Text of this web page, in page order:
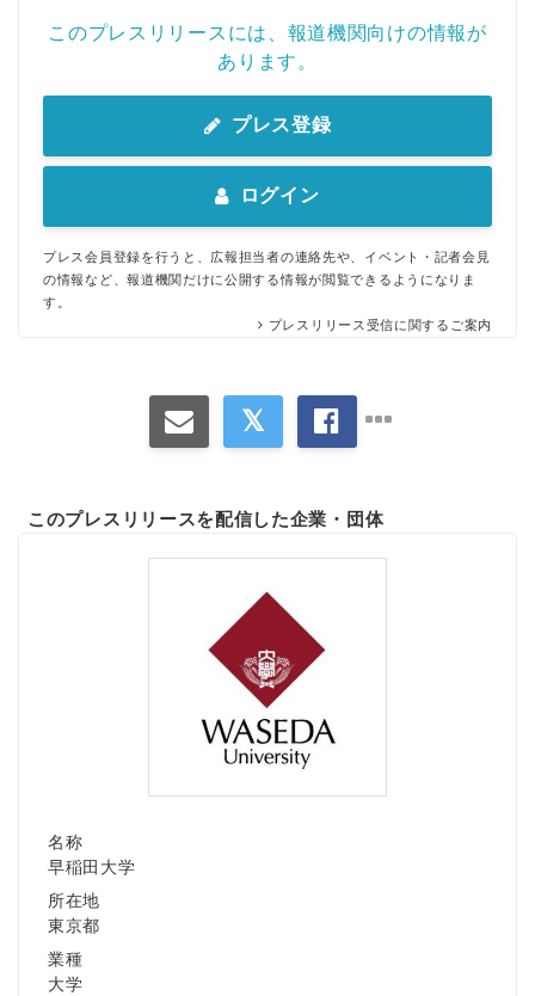
このプレスリリースには、報道機関向けの情報が
あります。
プレス登録
ログイン
プレス会員登録を行うと、広報担当者の連絡先や、イベント・記者会見
の情報など、報道機関だけに公開する情報が閲覧できるようになりま
す。
プレスリリース受信に関するご案内
このプレスリリースを配信した企業・団体
名称
早稲田大学
所在地
東京都
業種
大学